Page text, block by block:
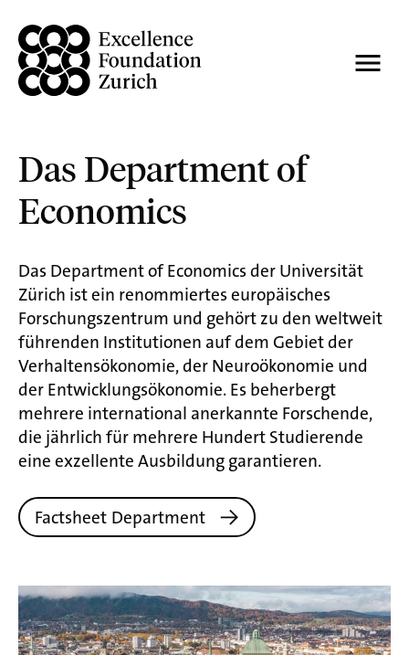
Das Department of
Economics
Das Department of Economics der Universität
Zürich ist ein renommiertes europäisches
Forschungszentrum und gehört zu den weltweit
führenden Institutionen auf dem Gebiet der
Verhaltensökonomie, der Neuroökonomie und
der Entwicklungsökonomie. Es beherbergt
mehrere international anerkannte Forschende,
die jährlich für mehrere Hundert Studierende
eine exzellente Ausbildung garantieren.
Factsheet Department